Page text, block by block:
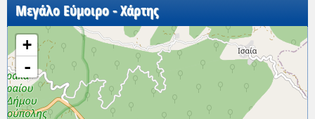
Μεγάλο Εύμοιρο - Χάρτης
+
-